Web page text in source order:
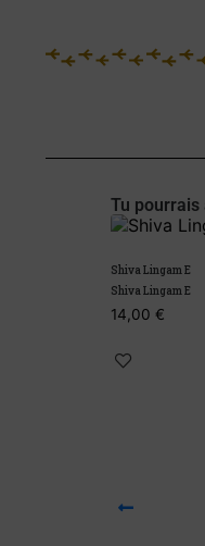
Tu
Shiva Lingam E
Shiva Lingam E
14,00 €